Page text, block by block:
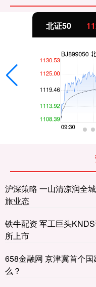
北证50
沪深策略 一山清凉润全
旅业态
铁牛配资 军工巨头
所上市
658金融网 京津冀首个
么？